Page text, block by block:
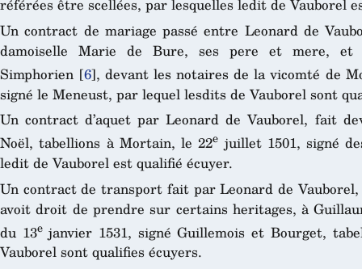
référées être scellées, par lesquelles ledit de Vauborel
Un contract de mariage passé entre Leonard de
damoiselle Marie de Bure, ses pere et mere, et
Simphorien [6], devant les notaires de la vicomté de
signé le Meneust, par lequel lesdits de Vauborel sont
Un contract d’aquet par Leonard de Vauborel, fait
Noël, tabellions à Mortain, le 22e juillet 1501, signé
ledit de Vauborel est qualifié écuyer.
Un contract de transport fait par Leonard de Vauborel,
avoit droit de prendre sur certains heritages, à
du 13ejanvier 1531, signé Guillemois et Bourget,
Vauborel sont qualifies écuyers.